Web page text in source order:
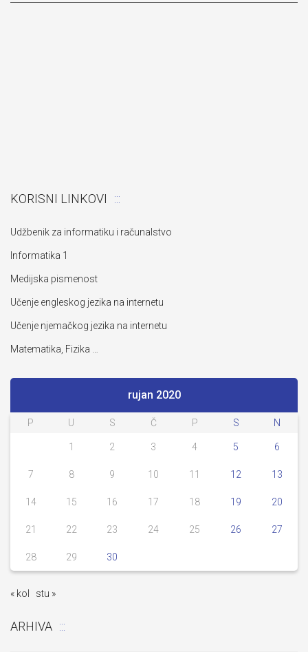
KORISNI LINKOVI
Udžbenik za informatiku i računalstvo
Informatika 1
Medijska pismenost
Učenje engleskog jezika na internetu
Učenje njemačkog jezika na internetu
Matematika, Fizika …
rujan 2020
P U S Č P S N
1 2 3 4 5 6
7 8 9 10 11 12 13
14 15 16 17 18 19 20
21 22 23 24 25 26 27
28 29 30
« kol stu »
ARHIVA